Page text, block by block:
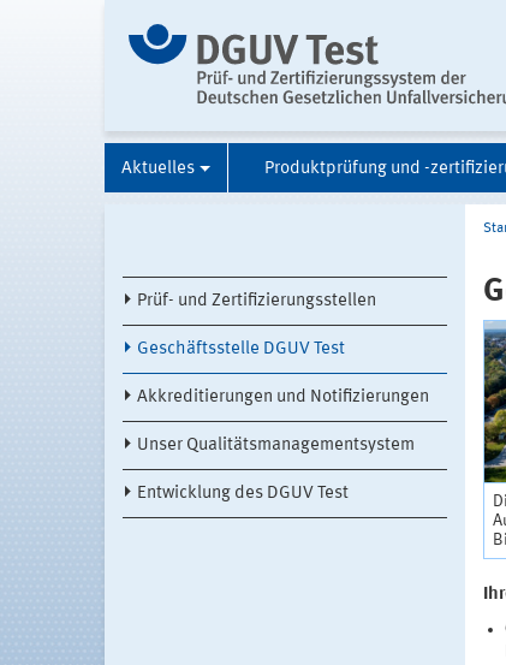
Aktuelles Produktprüfung und -
Prüf- und Zertifizierungsstellen
Geschäftsstelle DGUV Test
Akkreditierungen und Notifizierungen
Unser Qualitätsmanagementsystem
Entwicklung des DGUV Test